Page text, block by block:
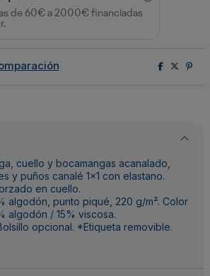
de 60€ a 2000€ financiadas
cuello y bocamangas acanalado,
y puños canalé 1x1 con elastano.
en cuello.
algodón, punto piqué, 220 g/m². Color
algodón / 15% viscosa.
opcional. *Etiqueta removible.